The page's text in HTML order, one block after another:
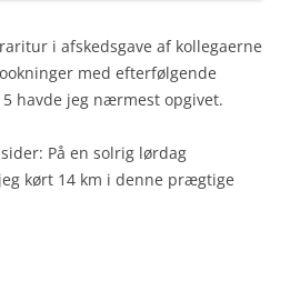
i afskedsgave af kollegaerne
med efterfølgende
havde jeg nærmest opgivet.
På en solrig lørdag
kørt 14 km i denne prægtige